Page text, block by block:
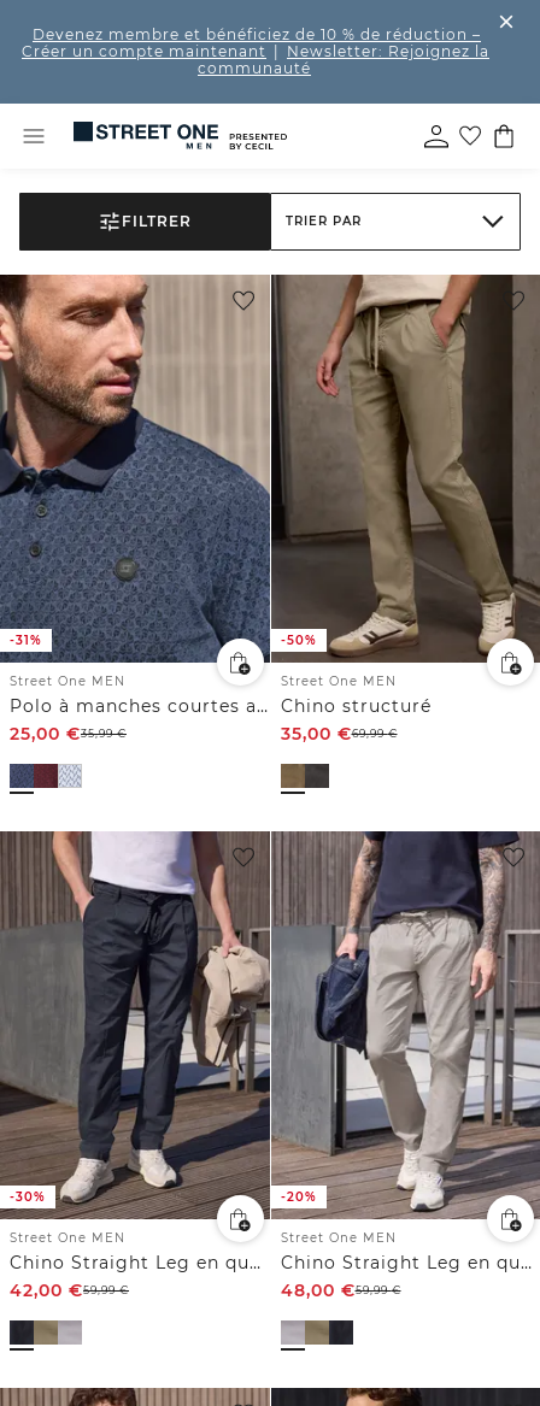
Devenez membre et bénéficiez de 10 % de réduction –
Créer un compte maintenant
Newsletter: Rejoignez la
communauté
FILTRER TRIER PAR
-31%
Street One MEN
Polo à manches courtes avec impression allover
25,00 €35,99€
-50%
Street One MEN
Chino structuré
35,00 €69,99€
-30%
Street One MEN
Chino Straight Leg en qualité légère
42,00 €59,99€
-20%
Street One MEN
Chino Straight Leg en qualité légère
48,00 €59,99€